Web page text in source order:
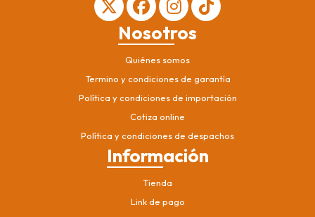
Nosotros
Quiénes somos
Termino y condiciones de garantía
Política y condiciones de importación
Cotiza online
Política y condiciones de despachos
Información
Tienda
Link de pago